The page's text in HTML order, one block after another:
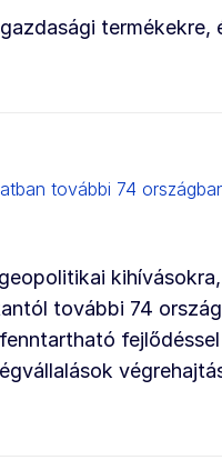
termékekre,
további 74
további 74